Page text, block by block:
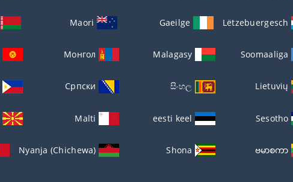
Lëtzebuergesch
Gaeilge
Maori
Soomaaliga
Malagasy
Монгол
Lietuvių
සිංහල
Српски
Sesotho
eesti keel
Malti
ဗမာစကာ
Shona
Nyanja (Chichewa)